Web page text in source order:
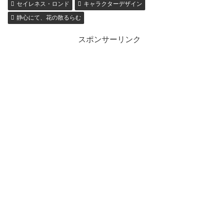
セイレネス・ロンド
キャラクターデザイン
静心にて、花の散るらむ
スポンサーリンク